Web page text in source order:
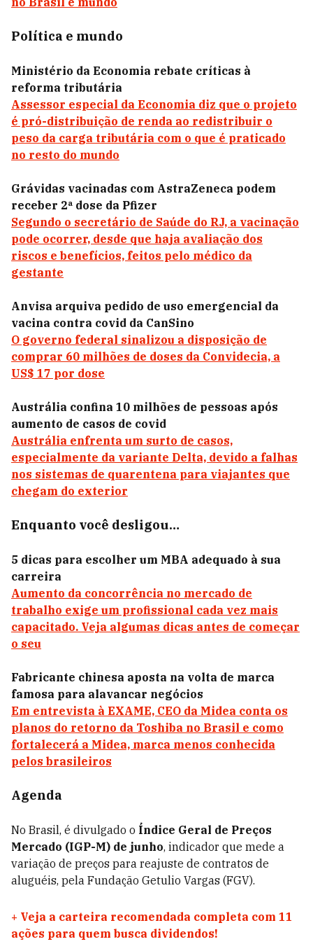
Política e mundo
Ministério da Economia rebate críticas à
reforma tributária
Assessor especial da Economia diz que o projeto
é pró-distribuição de renda ao redistribuir o
peso da carga tributária com o que é praticado
no resto do mundo
Grávidas vacinadas com AstraZeneca podem
receber 2ª dose da Pfizer
Segundo o secretário de Saúde do RJ, a vacinação
pode ocorrer, desde que haja avaliação dos
riscos e benefícios, feitos pelo médico da
gestante
Anvisa arquiva pedido de uso emergencial da
vacina contra covid da CanSino
O governo federal sinalizou a disposição de
comprar 60 milhões de doses da Convidecia, a
US$ 17 por dose
Austrália confina 10 milhões de pessoas após
aumento de casos de covid
Austrália enfrenta um surto de casos,
especialmente da variante Delta, devido a falhas
nos sistemas de quarentena para viajantes que
chegam do exterior
Enquanto você desligou…
5 dicas para escolher um MBA adequado à sua
carreira
Aumento da concorrência no mercado de
trabalho exige um profissional cada vez mais
capacitado. Veja algumas dicas antes de começar
o seu
Fabricante chinesa aposta na volta de marca
famosa para alavancar negócios
Em entrevista à EXAME, CEO da Midea conta os
planos do retorno da Toshiba no Brasil e como
fortalecerá a Midea, marca menos conhecida
pelos brasileiros
Agenda
No Brasil, é divulgado o Índice Geral de Preços
Mercado (IGP-M) de junho, indicador que mede a
variação de preços para reajuste de contratos de
aluguéis, pela Fundação Getulio Vargas (FGV).
+ Veja a carteira recomendada completa com 11
ações para quem busca dividendos!